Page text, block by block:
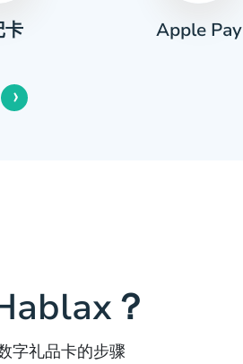
卡 Apple Pay
›
？
字礼品卡的步骤